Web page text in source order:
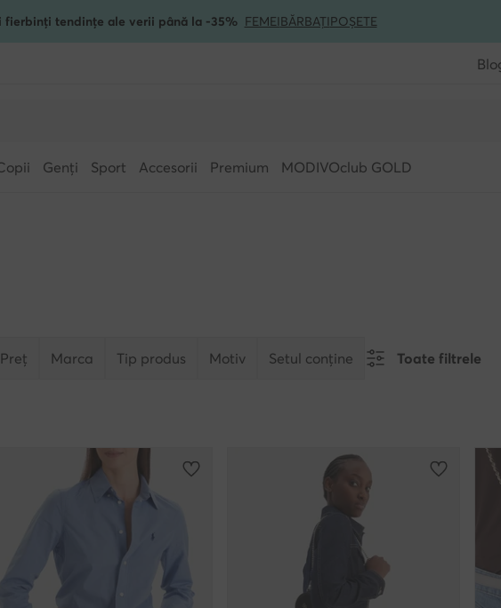
fierbinți tendințe ale verii până la -35% FEMEIBĂRBAȚIPOȘETE
Genți Sport Accesorii Premium MODIVOclub GOLD
Preț Marca Tip produs Motiv Setul conține Toate filtrele